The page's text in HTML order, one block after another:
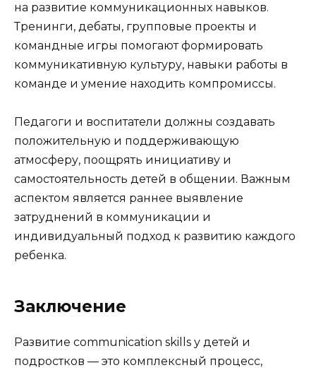
на развитие коммуникационных навыков.
Тренинги, дебаты, групповые проекты и
командные игры помогают формировать
коммуникативную культуру, навыки работы в
команде и умение находить компромиссы.
Педагоги и воспитатели должны создавать
положительную и поддерживающую
атмосферу, поощрять инициативу и
самостоятельность детей в общении. Важным
аспектом является раннее выявление
затруднений в коммуникации и
индивидуальный подход к развитию каждого
ребенка.
Заключение
Развитие communication skills у детей и
подростков — это комплексный процесс,